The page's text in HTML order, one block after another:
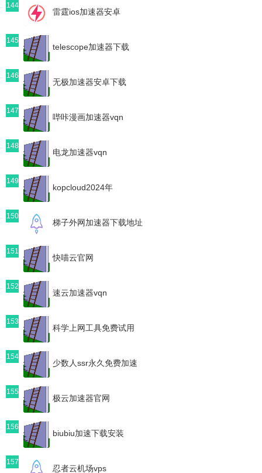
144
雷霆ios加速器安卓
145
telescope加速器下载
146
无极加速器安卓下载
147
哔咔漫画加速器vqn
148
电龙加速器vqn
149
kopcloud2024年
150
梯子外网加速器下载地址
151
快喵云官网
152
速云加速器vqn
153
科学上网工具免费试用
154
少数人ssr永久免费加速
155
极云加速器官网
156
biubiu加速下载安装
157
忍者云机场vps